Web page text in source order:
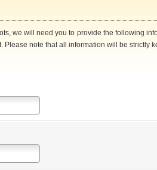
we will need you to provide the following
Please note that all information will be strictly